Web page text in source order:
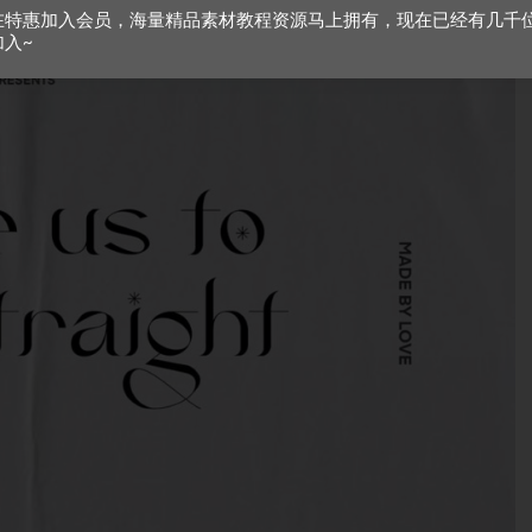
特惠加入会员，海量精品素材教程资源马上拥有，现在已经有几千
入~